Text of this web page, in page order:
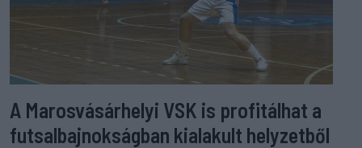
A Marosvásárhelyi VSK is profitálhat a
futsalbajnokságban kialakult helyzetből